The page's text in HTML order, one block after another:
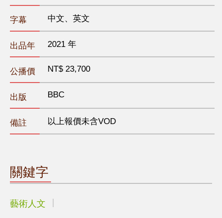
字幕 中文、英文
出品年 2021 年
公播價 NT$ 23,700
出版 BBC
備註 以上報價未含VOD
關鍵字
藝術人文